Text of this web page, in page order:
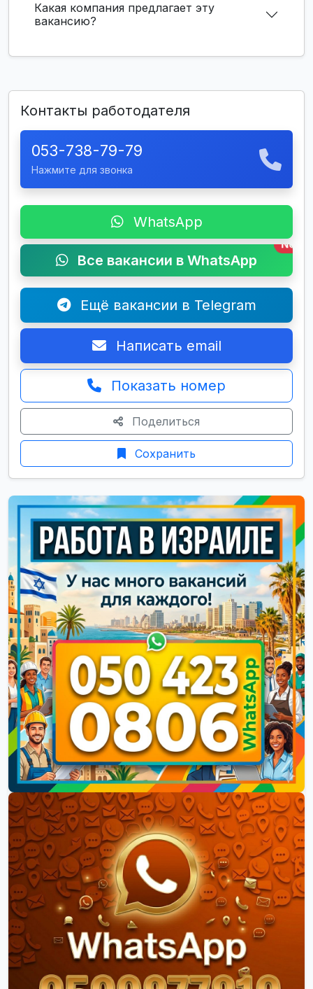
Какая компания предлагает эту
вакансию?
Контакты работодателя
053-738-79-79
Нажмите для звонка
WhatsApp
Все вакансии в WhatsApp
New
Ещё вакансии в Telegram
Написать email
Показать номер
Поделиться
Сохранить